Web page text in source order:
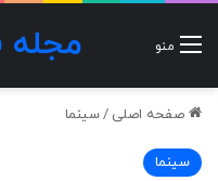
مجله منو
صفحه اصلی /سینما
سینما